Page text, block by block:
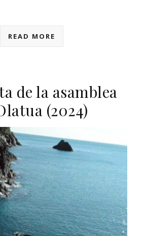
READ MORE
de la asamblea
(2024)